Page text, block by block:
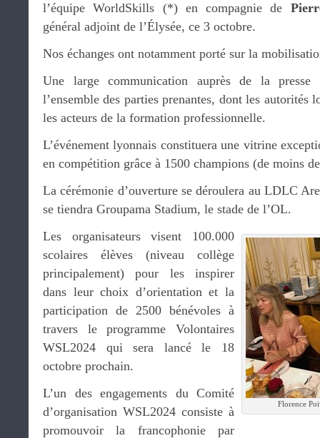
l’équipe WorldSkills (*) en compagnie de
général adjoint de l’Élysée, ce 3 octobre.
Nos échanges ont notamment porté sur la
Une large communication auprès de la presse
l’ensemble des parties prenantes, dont les autorités
les acteurs de la formation professionnelle.
L’événement lyonnais constituera une vitrine
en compétition grâce à 1500 champions (de moins
La cérémonie d’ouverture se déroulera au LDLC
se tiendra Groupama Stadium, le stade de l’OL.
Florence
Les organisateurs visent 100.000
scolaires élèves (niveau collège
principalement) pour les inspirer
dans leur choix d’orientation et la
participation de 2500 bénévoles à
travers le programme Volontaires
WSL2024 qui sera lancé le 18
octobre prochain.
L’un des engagements du Comité
d’organisation WSL2024 consiste à
promouvoir la francophonie par